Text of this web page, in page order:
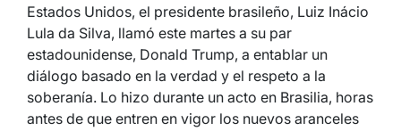
Estados Unidos, el presidente brasileño, Luiz Inácio
Lula da Silva, llamó este martes a su par
estadounidense, Donald Trump, a entablar un
diálogo basado en la verdad y el respeto a la
soberanía. Lo hizo durante un acto en Brasilia, horas
antes de que entren en vigor los nuevos aranceles